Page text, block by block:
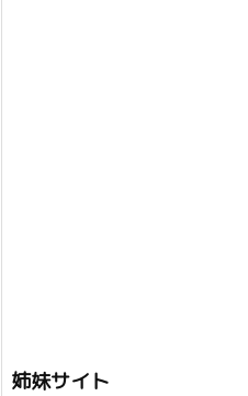
姉妹サイト